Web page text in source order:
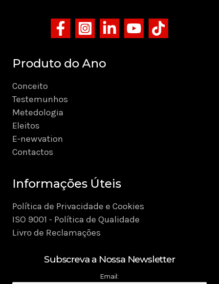
Produto do Ano
Conceito
Testemunhos
Metedologia
Eleitos
E-newvation
Contactos
Informações Úteis
Política de Privacidade e Cookies
ISO 9001 - Política de Qualidade
Livro de Reclamações
Subscreva a Nossa Newsletter
Email: